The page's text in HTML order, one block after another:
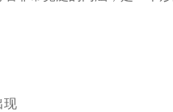
现